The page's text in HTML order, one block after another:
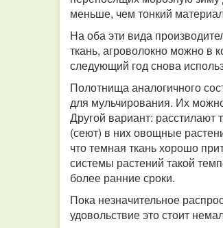
меньше, чем тонкий
На оба эти вида
ткань, агроволокно можно в
следующий год снова
Полотнища аналогичного
для мульчирования. Их
Другой вариант:
(сеют) в них овощные
что темная ткань хорошо
системы растений такой
более ранние сроки.
Пока незначительное
удовольствие это стоит